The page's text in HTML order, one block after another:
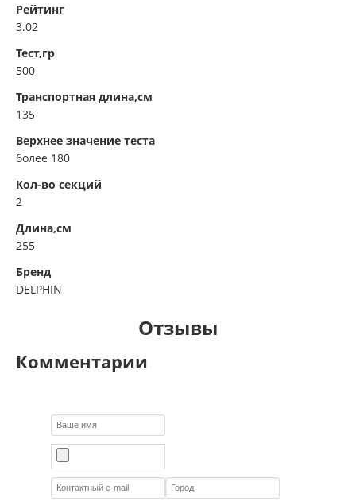
Рейтинг
3.02
Тест,гр
500
Транспортная длина,см
135
Верхнее значение теста
более 180
Кол-во секций
2
Длина,см
255
Бренд
DELPHIN
Отзывы
Комментарии